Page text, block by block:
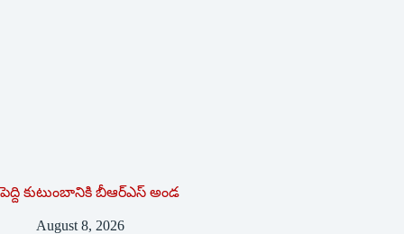
పెద్ది కుటుంబానికి బీఆర్ఎస్ అండ
August 8, 2026